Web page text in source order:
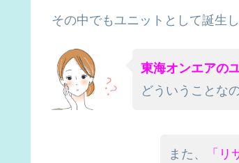
その中でもユニットとして誕生
東海オンエアの
どういうことな
また、 「